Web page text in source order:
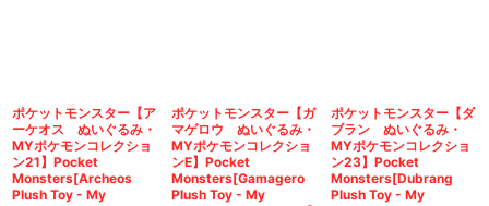
ポケットモンスター【ア
ーケオス ぬいぐるみ・
MYポケモンコレクショ
ン21】Pocket
Monsters[Archeos
Plush Toy - My
ポケットモンスター【ガ
マゲロウ ぬいぐるみ・
MYポケモンコレクショ
ンE】Pocket
Monsters[Gamagero
Plush Toy - My
ポケットモンスター【ダ
ブラン ぬいぐるみ・
MYポケモンコレクショ
ン23】Pocket
Monsters[Dubrang
Plush Toy - My